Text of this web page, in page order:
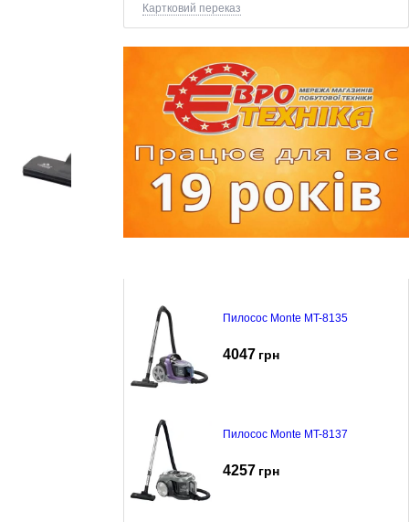
Картковий переказ
Пилосос Monte MT-8135
4047 грн
Пилосос Monte MT-8137
4257 грн